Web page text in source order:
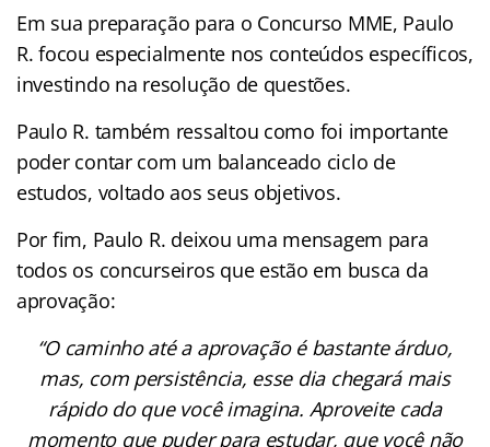
Em sua preparação para o Concurso MME, Paulo
R. focou especialmente nos conteúdos específicos,
investindo na resolução de questões.
Paulo R. também ressaltou como foi importante
poder contar com um balanceado ciclo de
estudos, voltado aos seus objetivos.
Por fim, Paulo R. deixou uma mensagem para
todos os concurseiros que estão em busca da
aprovação:
“O caminho até a aprovação é bastante árduo,
mas, com persistência, esse dia chegará mais
rápido do que você imagina. Aproveite cada
momento que puder para estudar, que você não